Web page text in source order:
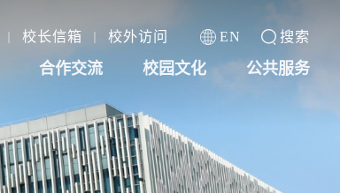
校长信箱 校外访问 EN 搜索
合作交流 校园文化 公共服务